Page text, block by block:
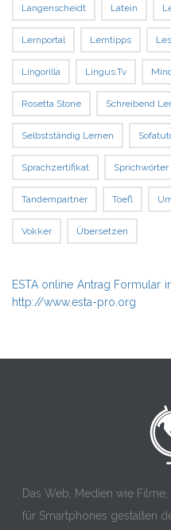
Langenscheidt Latein
Lernportal Lerntipps
Lingorilla Lingus.tv
Rosetta Stone Schreibend
Selbstständig Lernen
Sprachzertifikat Sprichwörter
Tandempartner Toefl
Vokker Übersetzen
ESTA online Antrag Formular
http://www.esta-pro.org
Das Web, Medien wie
für Smartphones gestalten